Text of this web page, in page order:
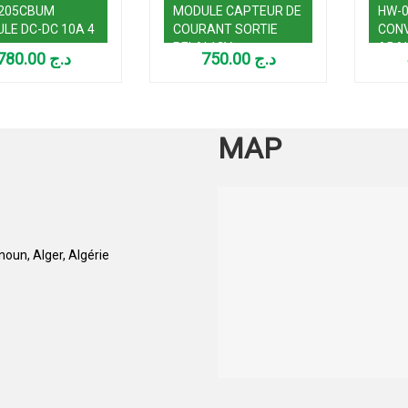
DC-DC 10A 4
د.ج 780.00
MODULE CAPTEUR DE
COURANT SORTIE
RELAI 12V
د.ج 750.00
HW-
5A
Alger, Algérie
MAP